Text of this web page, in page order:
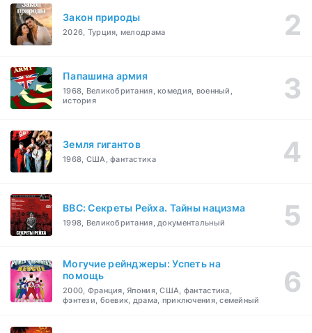
Закон природы
2026, Турция, мелодрама
Папашина армия
1968, Великобритания, комедия, военный,
история
Земля гигантов
1968, США, фантастика
BBC: Секреты Рейха. Тайны нацизма
1998, Великобритания, документальный
Могучие рейнджеры: Успеть на
помощь
2000, Франция, Япония, США, фантастика,
фэнтези, боевик, драма, приключения, семейный